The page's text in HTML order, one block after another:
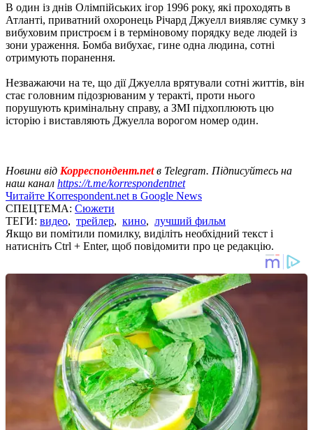
В один із днів Олімпійських ігор 1996 року, які проходять в
Атланті, приватний охоронець Річард Джуелл виявляє сумку з
вибуховим пристроєм і в терміновому порядку веде людей із
зони ураження. Бомба вибухає, гине одна людина, сотні
отримують поранення.
Незважаючи на те, що дії Джуелла врятували сотні життів, він
стає головним підозрюваним у теракті, проти нього
порушують кримінальну справу, а ЗМІ підхоплюють цю
історію і виставляють Джуелла ворогом номер один.
Новини від Корреспондент.netв Telegram. Підписуйтесь на
наш канал https://t.me/korrespondentnet
Читайте Korrespondent.net в Google News
СПЕЦТЕМА: Сюжети
ТЕГИ: видео, трейлер, кино, лучший фильм
Якщо ви помітили помилку, виділіть необхідний текст і
натисніть Ctrl + Enter, щоб повідомити про це редакцію.